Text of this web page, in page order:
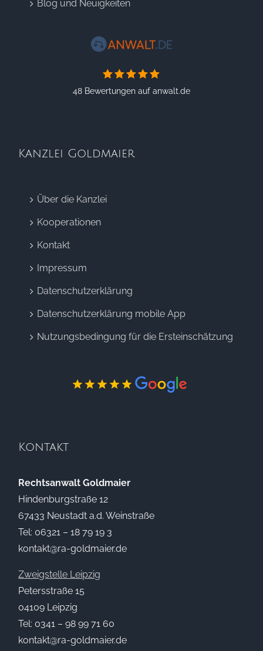
Blog und Neuigkeiten
48 Bewertungen auf anwalt.de
Kanzlei Goldmaier
Über die Kanzlei
Kooperationen
Kontakt
Impressum
Datenschutzerklärung
Datenschutzerklärung mobile App
Nutzungsbedingung für die Ersteinschätzung
Kontakt
Rechtsanwalt Goldmaier
Hindenburgstraße 12
67433 Neustadt a.d. Weinstraße
Tel: 06321 – 18 79 19 3
kontakt@ra-goldmaier.de
Zweigstelle Leipzig
Petersstraße 15
04109 Leipzig
Tel: 0341 – 98 99 71 60
kontakt@ra-goldmaier.de